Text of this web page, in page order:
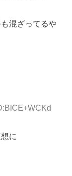
混ざってるや
に